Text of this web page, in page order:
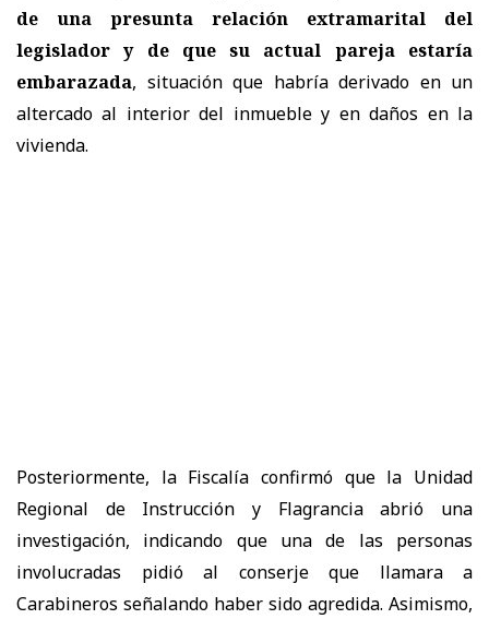
de una presunta relación extramarital del
legislador y de que su actual pareja estaría
embarazada, situación que habría derivado en un
altercado al interior del inmueble y en daños en la
vivienda.
Posteriormente, la Fiscalía confirmó que la Unidad
Regional de Instrucción y Flagrancia abrió una
investigación, indicando que una de las personas
involucradas pidió al conserje que llamara a
Carabineros señalando haber sido agredida. Asimismo,